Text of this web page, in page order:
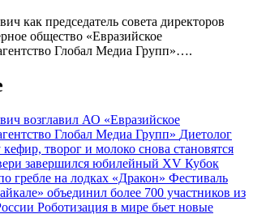
как председатель совета директоров
общество «Евразийское
Глобал Медиа Групп»….
возглавил АО «Евразийское
Глобал Медиа Групп» Диетолог
творог и молоко снова становятся
завершился юбилейный XV Кубок
гребле на лодках «Дракон» Фестиваль
объединил более 700 участников из
Роботизация в мире бьет новые